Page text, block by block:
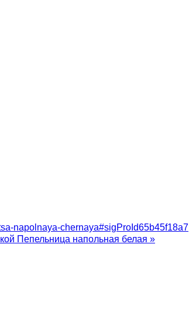
napolnaya-chernaya#sigProId65b45f18a7
Пепельница напольная белая »